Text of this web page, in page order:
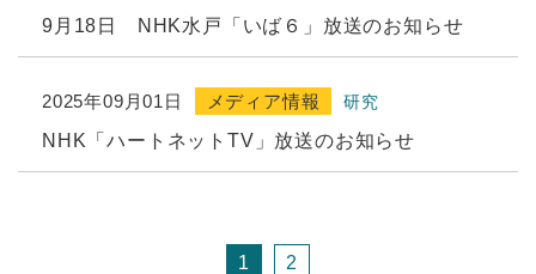
9月18日 NHK水戸「いば６」放送のお知らせ
2025年09月01日 メディア情報 研究
NHK「ハートネットTV」放送のお知らせ
1 2